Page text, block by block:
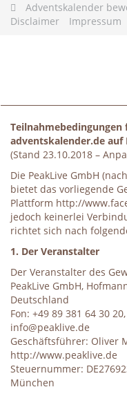
Skip
Adventskalender
Disclaimer
Impressum
Teilnahmebedingungen
adventskalender.de auf
(Stand 23.10.2018 –
Die PeakLive GmbH
bietet das vorliegende
Plattform http://
jedoch keinerlei
richtet sich nach
1. Der Veranstalter
Der Veranstalter des
PeakLive GmbH,
Deutschland
Fon: +49 89 381 64 30
info@peaklive.de
Geschäftsführer: Oliver
http://www.peaklive.de
Steuernummer:
München